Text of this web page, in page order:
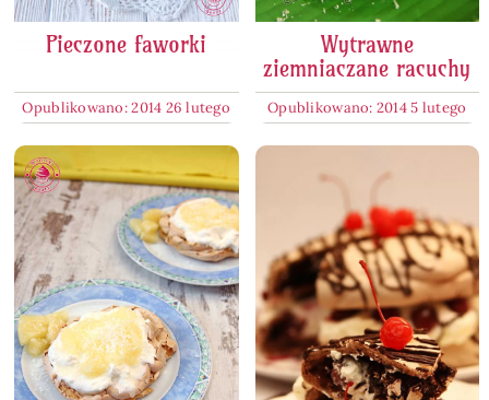
Pieczone faworki
Opublikowano: 2014 26 lutego
Wytrawne
ziemniaczane racuchy
Opublikowano: 2014 5 lutego